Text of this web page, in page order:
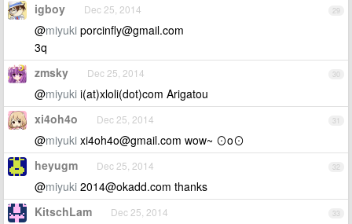
29
igboy Dec 25, 2014
@miyuki porcinfly@gmail.com
3q
30
zmsky Dec 25, 2014
@miyuki i(at)xloli(dot)com Arigatou
31
xi4oh4o Dec 25, 2014
@miyuki xi4oh4o@gmail.com wow~ ⊙o⊙
32
heyugm Dec 25, 2014
@miyuki 2014@okadd.com thanks
33
KitschLam Dec 25, 2014